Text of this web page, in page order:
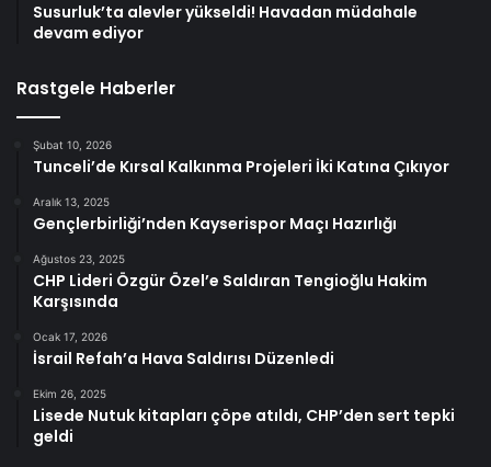
Susurluk’ta alevler yükseldi! Havadan müdahale
devam ediyor
Rastgele Haberler
Şubat 10, 2026
Tunceli’de Kırsal Kalkınma Projeleri İki Katına Çıkıyor
Aralık 13, 2025
Gençlerbirliği’nden Kayserispor Maçı Hazırlığı
Ağustos 23, 2025
CHP Lideri Özgür Özel’e Saldıran Tengioğlu Hakim
Karşısında
Ocak 17, 2026
İsrail Refah’a Hava Saldırısı Düzenledi
Ekim 26, 2025
Lisede Nutuk kitapları çöpe atıldı, CHP’den sert tepki
geldi